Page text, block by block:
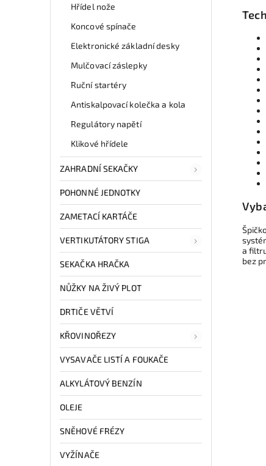
Hřídel nože
Koncové spínače
Elektronické základní desky
Mulčovací záslepky
Ruční startéry
Antiskalpovací kolečka a kola
Regulátory napětí
Klikové hřídele
ZAHRADNÍ SEKAČKY
POHONNÉ JEDNOTKY
ZAMETACÍ KARTÁČE
VERTIKUTÁTORY STIGA
SEKAČKA HRAČKA
NŮŽKY NA ŽIVÝ PLOT
DRTIČE VĚTVÍ
KŘOVINOŘEZY
VYSAVAČE LISTÍ A FOUKAČE
ALKYLÁTOVÝ BENZÍN
OLEJE
SNĚHOVÉ FRÉZY
VYŽÍNAČE
a
bez